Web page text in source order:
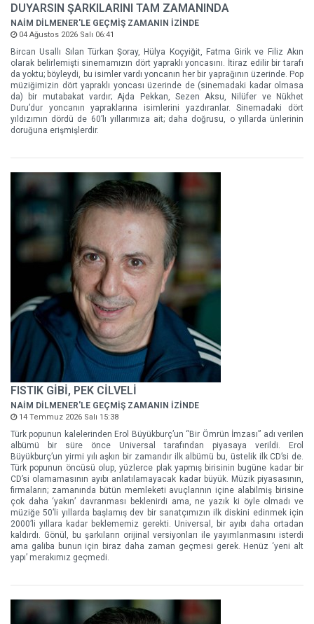
DUYARSIN ŞARKILARINI TAM ZAMANINDA
NAİM DİLMENER'LE GEÇMİŞ ZAMANIN İZİNDE
04 Ağustos 2026 Salı 06:41
Bircan Usallı Sılan Türkan Şoray, Hülya Koçyiğit, Fatma Girik ve Filiz Akın
olarak belirlemişti sinemamızın dört yapraklı yoncasını. İtiraz edilir bir tarafı
da yoktu; böyleydi, bu isimler vardı yoncanın her bir yaprağının üzerinde. Pop
müziğimizin dört yapraklı yoncası üzerinde de (sinemadaki kadar olmasa
da) bir mutabakat vardır; Ajda Pekkan, Sezen Aksu, Nilüfer ve Nükhet
Duru’dur yoncanın yapraklarına isimlerini yazdıranlar. Sinemadaki dört
yıldızımın dördü de 60’lı yıllarımıza ait; daha doğrusu, o yıllarda ünlerinin
doruğuna erişmişlerdir.
FISTIK GİBİ, PEK CİLVELİ
NAİM DİLMENER'LE GEÇMİŞ ZAMANIN İZİNDE
14 Temmuz 2026 Salı 15:38
Türk popunun kalelerinden Erol Büyükburç’un “Bir Ömrün İmzası” adı verilen
albümü bir süre önce Universal tarafından piyasaya verildi. Erol
Büyükburç’un yirmi yılı aşkın bir zamandır ilk albümü bu, üstelik ilk CD’si de.
Türk popunun öncüsü olup, yüzlerce plak yapmış birisinin bugüne kadar bir
CD’si olamamasının ayıbı anlatılamayacak kadar büyük. Müzik piyasasının,
firmaların; zamanında bütün memleketi avuçlarının içine alabilmiş birisine
çok daha ‘yakın’ davranması beklenirdi ama, ne yazık ki öyle olmadı ve
müziğe 50’li yıllarda başlamış dev bir sanatçımızın ilk diskini edinmek için
2000’li yıllara kadar beklememiz gerekti. Universal, bir ayıbı daha ortadan
kaldırdı. Gönül, bu şarkıların orijinal versiyonları ile yayımlanmasını isterdi
ama galiba bunun için biraz daha zaman geçmesi gerek. Henüz ‘yeni alt
yapı’ merakımız geçmedi.